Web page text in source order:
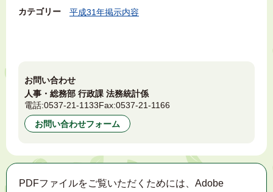
カテゴリー 平成31年掲示内容
お問い合わせ
人事・総務部 行政課 法務統計係
電話:0537-21-1133Fax:0537-21-1166
お問い合わせフォーム
PDFファイルをご覧いただくためには、Adobe